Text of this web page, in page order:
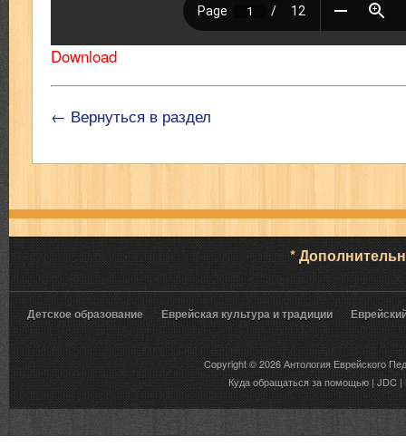
Download
← Вернуться в раздел
*
Детское образование Еврейская культура и традиции
Вкусы еврейской традиции Copyright © 2026Антология Еврейского
Куда обращаться за помощью| JDC|